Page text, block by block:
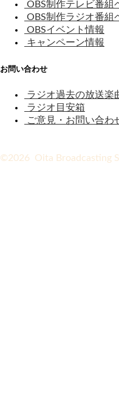
OBS制作テレビ番組
OBS制作ラジオ番組
OBSイベント情報
キャンペーン情報
お問い合わせ
ラジオ過去の放送楽
ラジオ目安箱
ご意見・お問い合わ
©2026 Oita Broadcasting